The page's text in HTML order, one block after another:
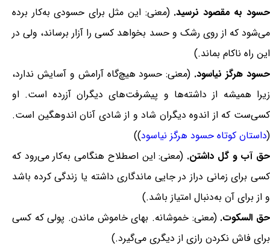
حسود به مقصود نرسید. (معنی: این مثل برای حسودی به‌کار برده
می‌شود که از روی رشک و حسد بخواهد کسی را آزار برساند، ولی در
این راه ناکام بماند.)
حسود هرگز نیاسود. (معنی: حسود هیچ‌گاه آرامش و آسایش ندارد،
زیرا همیشه از داشته‌ها و پیشرفت‌های دیگران آزرده است. او
کسی‌ست که از اندوه دیگران شاد و از شادی آنان اندوهگین است.
(داستان کوتاه حسود هرگز نیاسود))
حق آب و گل داشتن. (معنی: این اصطلاح هنگامی به‌کار می‌رود که
کسی برای زمانی دراز در جایی ماندگاری داشته یا زندگی کرده باشد
و از برای آن به‌دنبال امتیاز باشد.)
حق السکوت. (معنی: خموشانه. بهای خاموش ماندن. پولی که کسی
برای فاش نکردن رازی از دیگری می‌گیرد.)